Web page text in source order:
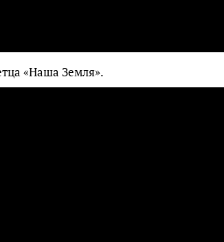
«Наша Земля».